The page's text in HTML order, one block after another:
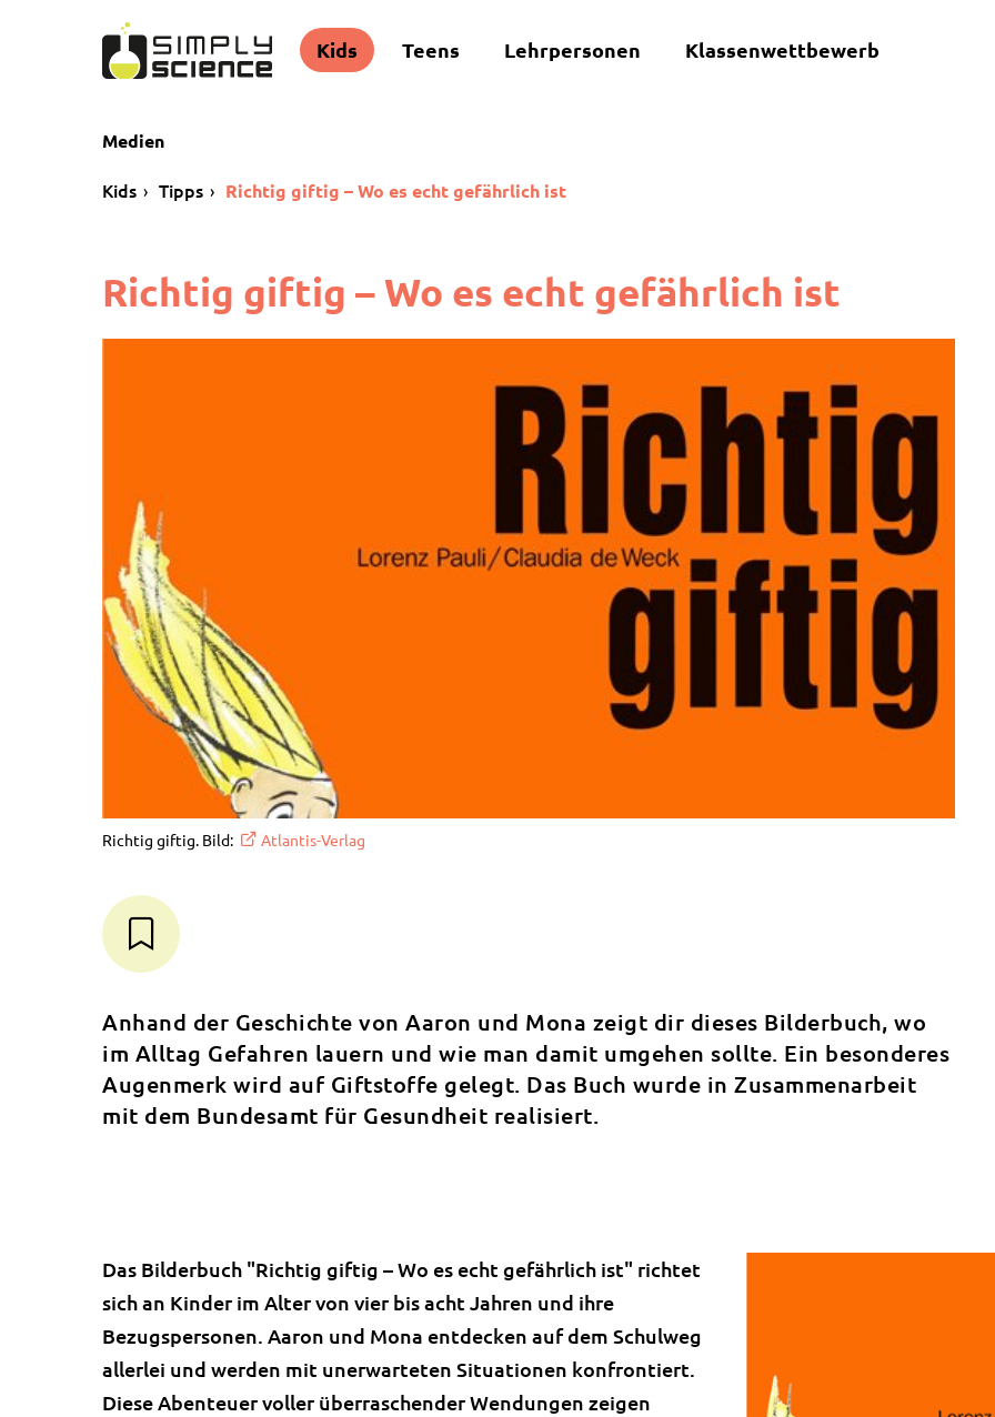
Kids Teens Lehrpersonen Klassenwettbewerb
Medien
Kids Tipps Richtig giftig – Wo es echt gefährlich ist
Richtig giftig – Wo es echt gefährlich ist
Richtig giftig. Bild: Atlantis-Verlag
Anhand der Geschichte von Aaron und Mona zeigt dir dieses Bilderbuch, wo
im Alltag Gefahren lauern und wie man damit umgehen sollte. Ein besonderes
Augenmerk wird auf Giftstoffe gelegt. Das Buch wurde in Zusammenarbeit
mit dem Bundesamt für Gesundheit realisiert.
Das Bilderbuch "Richtig giftig – Wo es echt gefährlich ist" richtet
sich an Kinder im Alter von vier bis acht Jahren und ihre
Bezugspersonen. Aaron und Mona entdecken auf dem Schulweg
allerlei und werden mit unerwarteten Situationen konfrontiert.
Diese Abenteuer voller überraschender Wendungen zeigen